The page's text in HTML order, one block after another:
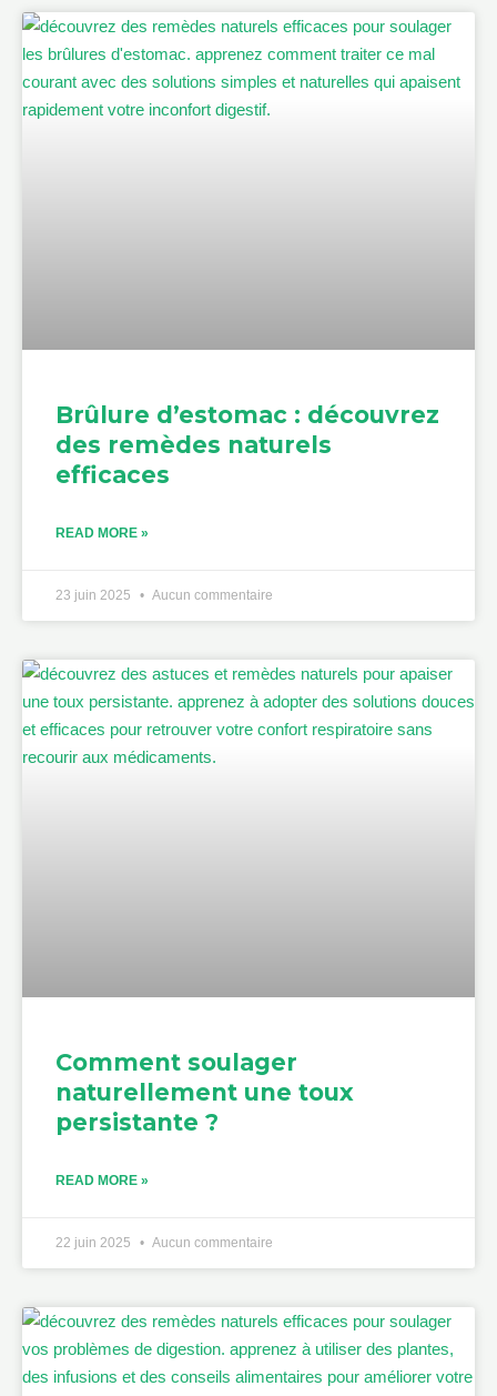
Brûlure d’estomac : découvrez
des remèdes naturels
efficaces
READ MORE »
23 juin 2025 Aucun commentaire
Comment soulager
naturellement une toux
persistante ?
READ MORE »
22 juin 2025 Aucun commentaire